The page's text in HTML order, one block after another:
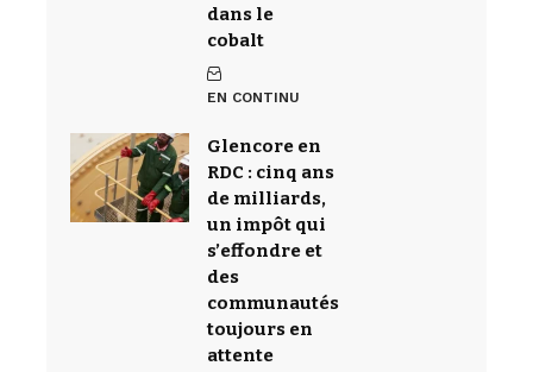
dans le
cobalt
EN CONTINU
Glencore en
RDC : cinq ans
de milliards,
un impôt qui
s’effondre et
des
communautés
toujours en
attente